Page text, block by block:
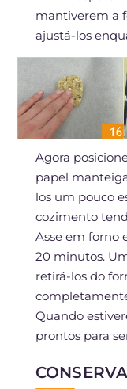
mantiverem a
ajustá-los
Agora
papel
los um pouco
cozimento
Asse em forno
20 minutos.
retirá-los do
Quando
prontos para